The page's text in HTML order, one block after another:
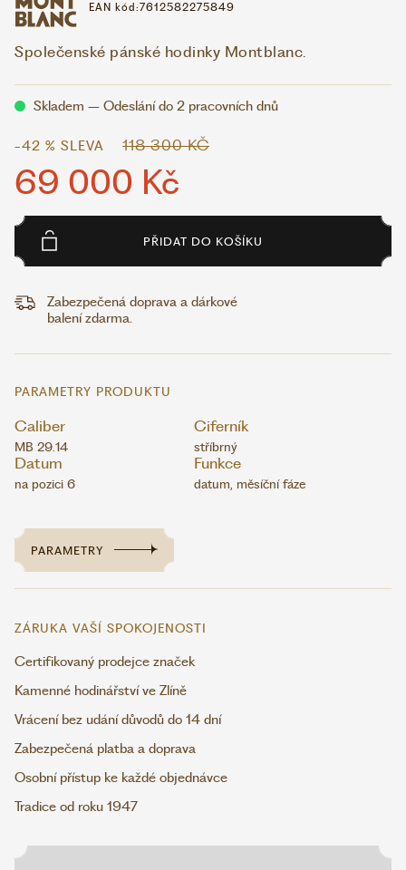
EAN kód:7612582275849
Společenské pánské hodinky Montblanc.
Skladem – Odeslání do 2 pracovních dnů
-42 % SLEVA 118 300 KČ
69 000 Kč
PŘIDAT DO KOŠÍKU
Zabezpečená doprava a dárkové
balení zdarma.
PARAMETRY PRODUKTU
Caliber
MB 29.14
Ciferník
stříbrný
Datum
na pozici 6
Funkce
datum, měsíční fáze
PARAMETRY
ZÁRUKA VAŠÍ SPOKOJENOSTI
Certifikovaný prodejce značek
Kamenné hodinářství ve Zlíně
Vrácení bez udání důvodů do 14 dní
Zabezpečená platba a doprava
Osobní přístup ke každé objednávce
Tradice od roku 1947